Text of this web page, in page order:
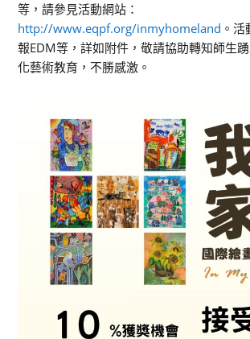
等，請參見活動網站：
http://www.eqpf.org/inmyhomeland 。
報EDM等，詳如附件，敬請協助轉知師生
化藝術教育，不勝感激。